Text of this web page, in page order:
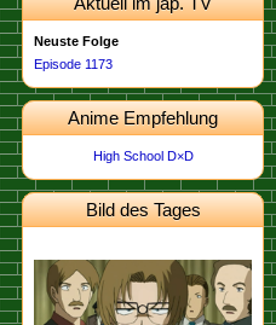
Neuste Folge
Episode 1173
Anime Empfehlung
High School D×D
Bild des Tages
Dieses Bild stammt von der
Episode 498
.